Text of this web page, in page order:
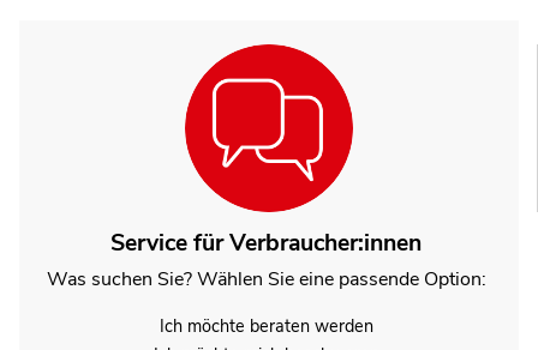
Service für Verbraucher:innen
Was suchen Sie? Wählen Sie eine passende Option:
Ich möchte beraten werden